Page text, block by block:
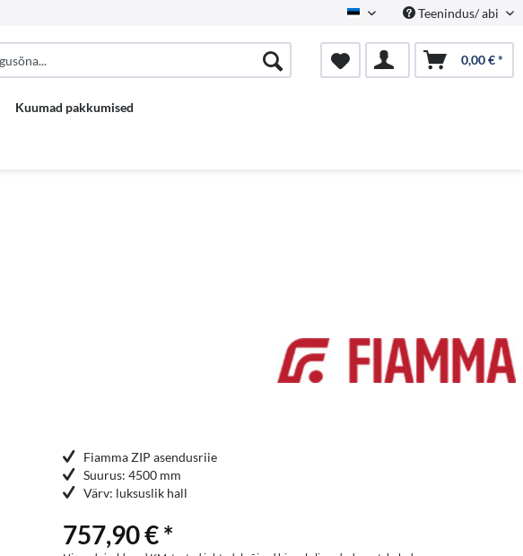
Estnisch Teenindus/ abi
0,00 € *
Kuumad pakkumised
Fiamma ZIP asendusriie
Suurus: 4500 mm
Värv: luksuslik hall
757,90 € *